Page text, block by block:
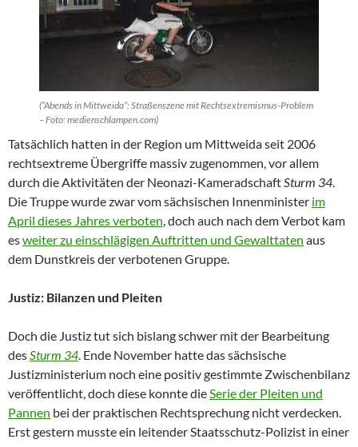
(“Abends in Mittweida“: Straßenszene mit Rechtsextremismus-Problem
– Foto: medienschlampen.com)
Tatsächlich hatten in der Region um Mittweida seit 2006
rechtsextreme Übergriffe massiv zugenommen, vor allem
durch die Aktivitäten der Neonazi-KameradschaftSturm 34.
Die Truppe wurde zwar vom sächsischen Innenminister im
April dieses Jahres verboten, doch auch nach dem Verbot kam
esweiter zu einschlägigen Auftritten und Gewalttaten aus
dem Dunstkreis der verbotenen Gruppe.
Justiz: Bilanzen und Pleiten
Doch die Justiz tut sich bislang schwer mit der Bearbeitung
desSturm 34. Ende November hatte das sächsische
Justizministerium noch eine positiv gestimmte Zwischenbilanz
veröffentlicht, doch diese konnte dieSerie der Pleiten und
Pannen bei der praktischen Rechtsprechung nicht verdecken.
Erst gestern musste ein leitender Staatsschutz-Polizist in einer